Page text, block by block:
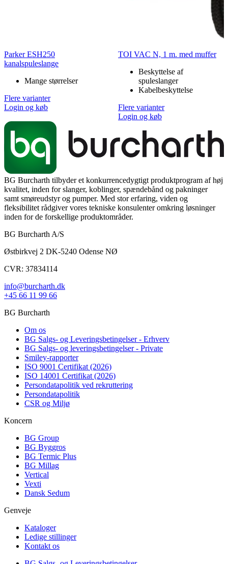
Parker ESH250
kanalspuleslange
Mange størrelser
Flere varianter
Login og køb
TOI VAC N, 1 m. med muffer
Beskyttelse af
spuleslanger
Kabelbeskyttelse
Flere varianter
Login og køb
BG Burcharth tilbyder et konkurrencedygtigt produktprogram af høj
kvalitet, inden for slanger, koblinger, spændebånd og pakninger
samt smøreudstyr og pumper. Med stor erfaring, viden og
fleksibilitet rådgiver vores tekniske konsulenter omkring løsninger
inden for de forskellige produktområder.
BG Burcharth A/S
Østbirkvej 2 DK-5240 Odense NØ
CVR: 37834114
info@burcharth.dk
+45 66 11 99 66
BG Burcharth
Om os
BG Salgs- og Leveringsbetingelser - Erhverv
BG Salgs- og leveringsbetingelser - Private
Smiley-rapporter
ISO 9001 Certifikat (2026)
ISO 14001 Certifikat (2026)
Persondatapolitik ved rekruttering
Persondatapolitik
CSR og Miljø
Koncern
BG Group
BG Byggros
BG Termic Plus
BG Millag
Vertical
Vexti
Dansk Sedum
Genveje
Kataloger
Ledige stillinger
Kontakt os